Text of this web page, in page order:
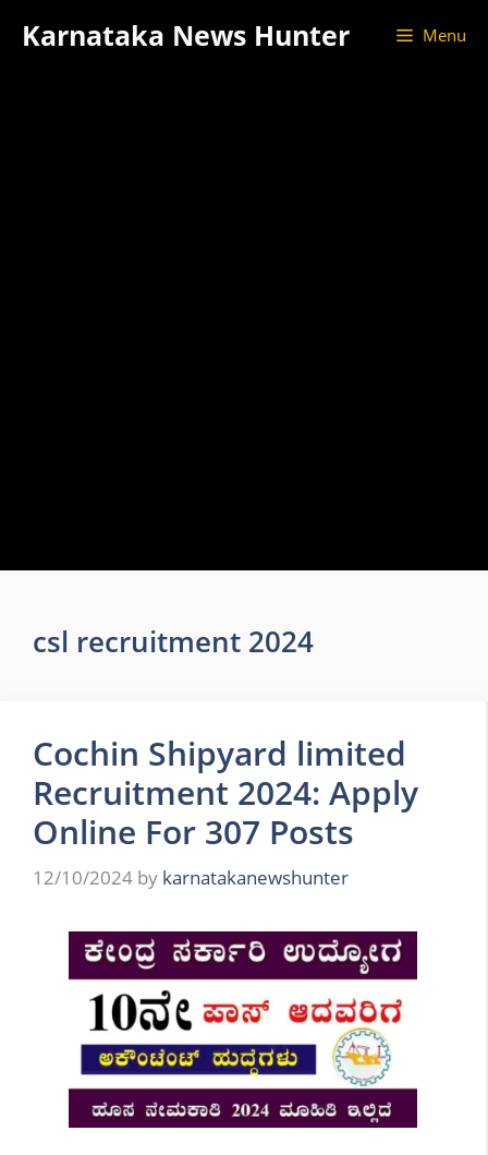
Karnataka News Hunter Menu
csl recruitment 2024
Cochin Shipyard limited
Recruitment 2024: Apply
Online For 307 Posts
12/10/2024 by karnatakanewshunter